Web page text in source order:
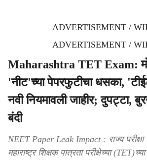
ADVERTISEMENT /
ADVERTISEMENT /
Maharashtra TET Exam:
'नीट'च्या पेपरफुटीचा धसका,
नवी नियमावली जाहीर; दुपट्टा,
बंदी
NEET Paper Leak Impact : राज्य
महाराष्ट्र शिक्षक पात्रता परीक्षेच्या (TET)च्या